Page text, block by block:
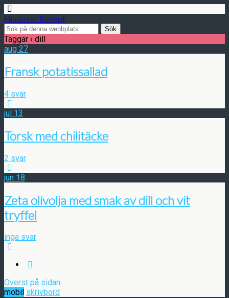
Ninasmat Recept
Taggar › dill
aug 27
Fransk potatissallad
4 svar
jul 13
Torsk med chilitäcke
2 svar
jun 18
Zeta olivolja med smak av dill och vit
tryffel
inga svar
Överst på sidan
mobil skrivbord